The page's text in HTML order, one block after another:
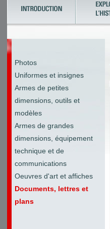
Photos
Uniformes et insignes
Armes de petites
dimensions, outils et
modèles
Armes de grandes
dimensions, équipement
technique et de
communications
Oeuvres d'art et affiches
Documents, lettres et
plans